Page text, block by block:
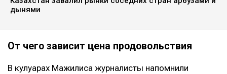
дынями
От чего зависит цена продовольствия
В кулуарах Мажилиса журналисты напомнили